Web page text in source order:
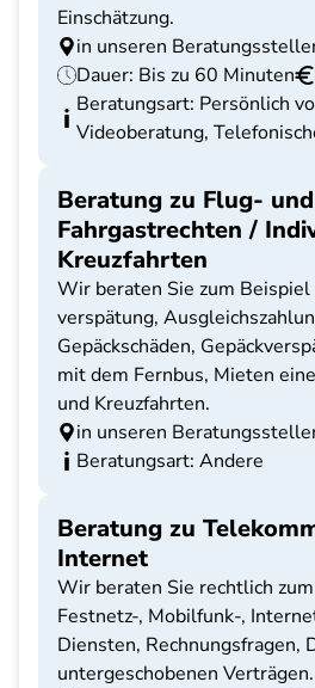
Einschätzung.
in unseren
Dauer: Bis zu 60 Minuten
Beratungsart: Persönlich
Videoberatung,
Beratung zu Flug- und
Fahrgastrechten /
Kreuzfahrten
Wir beraten Sie zum
verspätung,
Gepäckschäden,
mit dem Fernbus, Mieten
und Kreuzfahrten.
in unseren
Beratungsart: Andere
Beratung zu
Internet
Wir beraten Sie rechtlich
Festnetz-, Mobilfunk-,
Diensten, Rechnungsfragen,
untergeschobenen Verträgen.